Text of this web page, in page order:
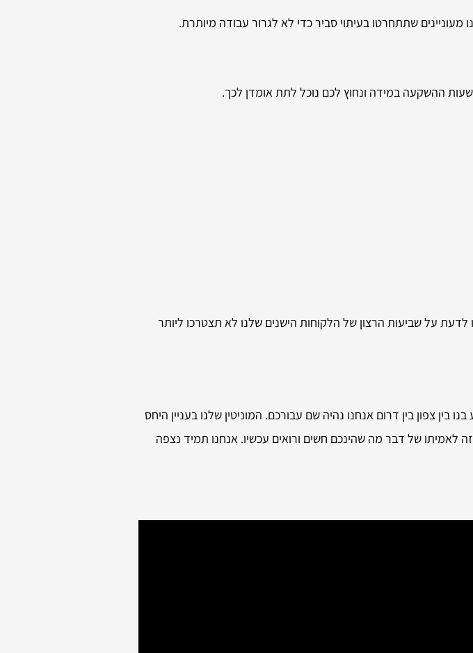
שתתחרטו בעיתוי סביר כדי לא לגרור עבודה מיותרת.
ההשקעה במידה ונחוץ לכם נוכל לתת אומדן לכך.
על שביעות הרצון של הלקוחות הישנים שלנו לא תצטרכו ליותר
בין צפון בין דרום אנחנו נהיה שם עבורכם. המוניטין שלנו בעניין היחס
לאמיתו של דבר מה שהינכם חשים ורואים עכשיו. אנחנו תמיד נצפה